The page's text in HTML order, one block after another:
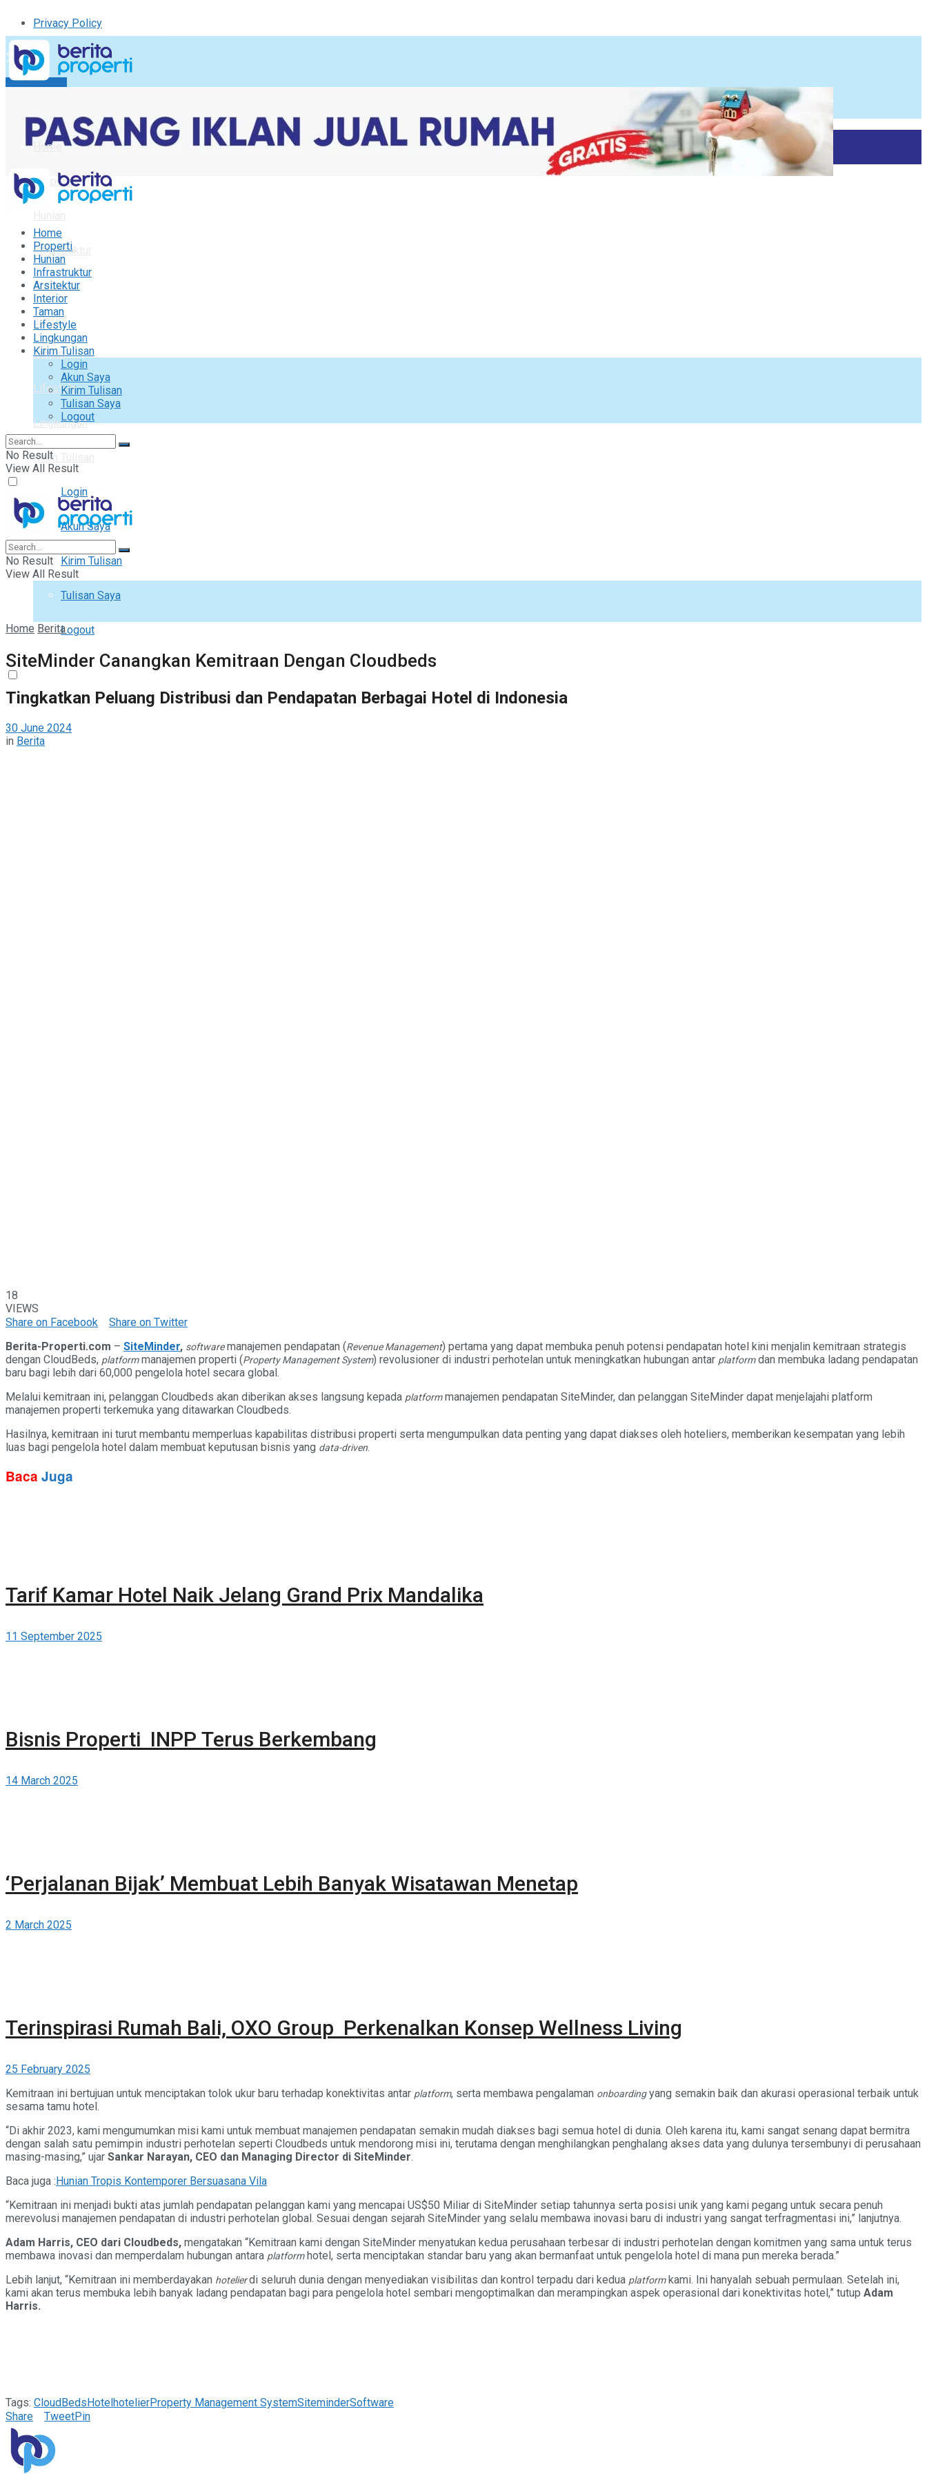
Privacy Policy
Kirim Tulisan
Logout
Home
Properti
Infrastruktur
Arsitektur
Interior
Taman
Lifestyle
Lingkungan
Kirim Tulisan
Login
Akun Saya
Kirim Tulisan
Tulisan Saya
Logout
Home
Properti
Hunian
Infrastruktur
Arsitektur
Interior
Taman
Lifestyle
Lingkungan
Kirim Tulisan
Login
Akun Saya
Kirim Tulisan
Tulisan Saya
Logout
No Result
View All Result
No Result
View All Result
Home Berita
SiteMinder Canangkan Kemitraan Dengan Cloudbeds
Tingkatkan Peluang Distribusi dan Pendapatan Berbagai Hotel di Indonesia
30 June 2024
in Berita
18
VIEWS
Share on Facebook
Share on Twitter
Berita-Properti.com – SiteMinder, softwaremanajemen pendapatan (Revenue Management) pertama yang dapat membuka penuh potensi pendapatan hotel kini menjalin kemitraan strategis
dengan CloudBeds, platformmanajemen properti (Property Management System) revolusioner di industri perhotelan untuk meningkatkan hubungan antar platformdan membuka ladang pendapatan
baru bagi lebih dari 60,000 pengelola hotel secara global.
Melalui kemitraan ini, pelanggan Cloudbeds akan diberikan akses langsung kepada platformmanajemen pendapatan SiteMinder, dan pelanggan SiteMinder dapat menjelajahi platform
manajemen properti terkemuka yang ditawarkan Cloudbeds.
Hasilnya, kemitraan ini turut membantu memperluas kapabilitas distribusi properti serta mengumpulkan data penting yang dapat diakses oleh hoteliers, memberikan kesempatan yang lebih
luas bagi pengelola hotel dalam membuat keputusan bisnis yang data-driven.
Baca Juga
Tarif Kamar Hotel Naik Jelang Grand Prix Mandalika
11 September 2025
Bisnis Properti INPP Terus Berkembang
14 March 2025
‘Perjalanan Bijak’ Membuat Lebih Banyak Wisatawan Menetap
2 March 2025
Terinspirasi Rumah Bali, OXO Group Perkenalkan Konsep Wellness Living
25 February 2025
Kemitraan ini bertujuan untuk menciptakan tolok ukur baru terhadap konektivitas antar platform, serta membawa pengalaman onboardingyang semakin baik dan akurasi operasional terbaik untuk
sesama tamu hotel.
“Di akhir 2023, kami mengumumkan misi kami untuk membuat manajemen pendapatan semakin mudah diakses bagi semua hotel di dunia. Oleh karena itu, kami sangat senang dapat bermitra
dengan salah satu pemimpin industri perhotelan seperti Cloudbeds untuk mendorong misi ini, terutama dengan menghilangkan penghalang akses data yang dulunya tersembunyi di perusahaan
masing-masing,” ujar Sankar Narayan, CEO dan Managing Director di SiteMinder.
Baca juga :Hunian Tropis Kontemporer Bersuasana Vila
“Kemitraan ini menjadi bukti atas jumlah pendapatan pelanggan kami yang mencapai US$50 Miliar di SiteMinder setiap tahunnya serta posisi unik yang kami pegang untuk secara penuh
merevolusi manajemen pendapatan di industri perhotelan global. Sesuai dengan sejarah SiteMinder yang selalu membawa inovasi baru di industri yang sangat terfragmentasi ini,” lanjutnya.
Adam Harris, CEO dari Cloudbeds, mengatakan “Kemitraan kami dengan SiteMinder menyatukan kedua perusahaan terbesar di industri perhotelan dengan komitmen yang sama untuk terus
membawa inovasi dan memperdalam hubungan antara platformhotel, serta menciptakan standar baru yang akan bermanfaat untuk pengelola hotel di mana pun mereka berada.”
Lebih lanjut, “Kemitraan ini memberdayakan hotelierdi seluruh dunia dengan menyediakan visibilitas dan kontrol terpadu dari kedua platformkami. Ini hanyalah sebuah permulaan. Setelah ini,
kami akan terus membuka lebih banyak ladang pendapatan bagi para pengelola hotel sembari mengoptimalkan dan merampingkan aspek operasional dari konektivitas hotel,” tutup Adam
Harris.
Tags: CloudBedsHotelhotelierProperty Management SystemSiteminderSoftware
Share
TweetPin